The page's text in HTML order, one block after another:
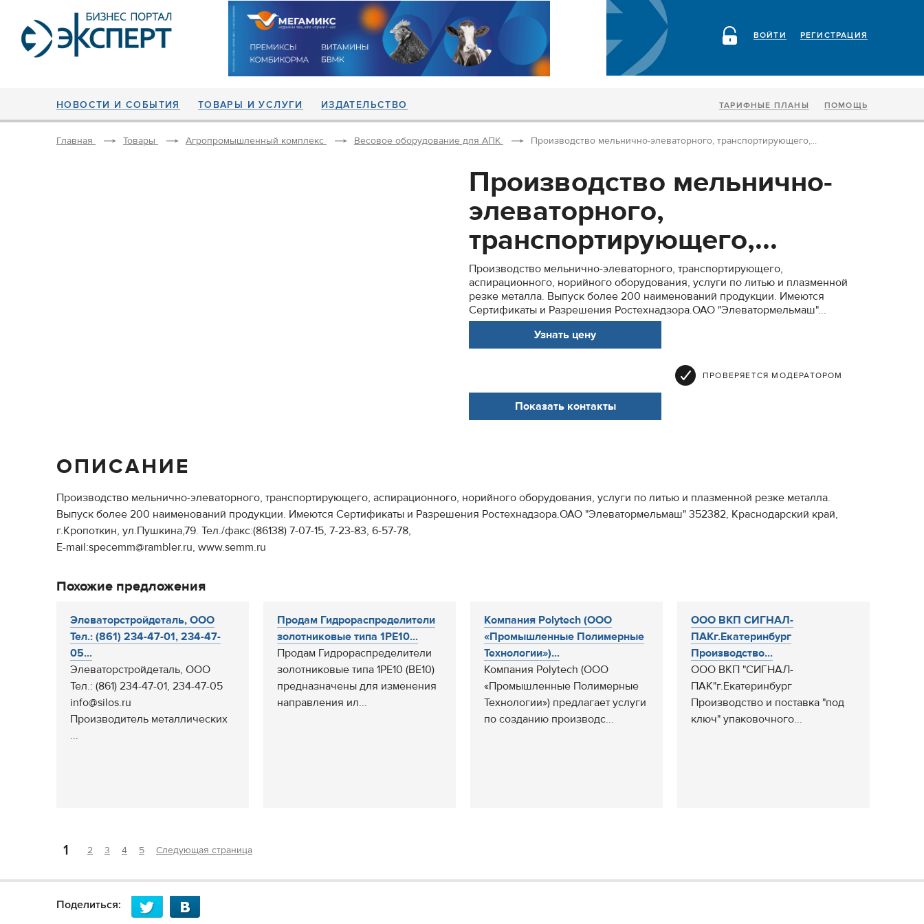
РЕГИСТРАЦИЯ
ВОЙТИ
НОВОСТИ И СОБЫТИЯ ТОВАРЫ И УСЛУГИ ИЗДАТЕЛЬСТВО ТАРИФНЫЕ ПЛАНЫ ПОМОЩЬ
Главная Товары Агропромышленный комплекс Весовое оборудование для АПК Производство мельнично-элеваторного, транспортирующего,...
Производство мельнично-
элеваторного,
транспортирующего,...
Производство мельнично-элеваторного, транспортирующего,
аспирационного, норийного оборудования, услуги по литью и плазменной
резке металла. Выпуск более 200 наименований продукции. Имеются
Сертификаты и Разрешения Ростехнадзора.ОАО "Элеватормельмаш"...
Узнать цену
ПРОВЕРЯЕТСЯ МОДЕРАТОРОМ
Показать контакты
ОПИСАНИЕ
Производство мельнично-элеваторного, транспортирующего, аспирационного, норийного оборудования, услуги по литью и плазменной резке металла.
Выпуск более 200 наименований продукции. Имеются Сертификаты и Разрешения Ростехнадзора.ОАО "Элеватормельмаш" 352382, Краснодарский край,
г.Кропоткин, ул.Пушкина,79. Тел./факс:(86138) 7-07-15, 7-23-83, 6-57-78,
E-mail:specemm@rambler.ru, www.semm.ru
Похожие предложения
Элеваторстройдеталь, ООО
Тел.: (861) 234-47-01, 234-47-
05...
Элеваторстройдеталь, ООО
Тел.: (861) 234-47-01, 234-47-05
info@silos.ru
Производитель металлических
...
Продам Гидрораспределители
золотниковые типа 1РЕ10...
Продам Гидрораспределители
золотниковые типа 1РЕ10 (BE10)
предназначены для изменения
направления ил...
Компания Polytech (ООО
«Промышленные Полимерные
Технологии»)...
Компания Polytech (ООО
«Промышленные Полимерные
Технологии») предлагает услуги
по созданию производс...
ООО ВКП СИГНАЛ-
ПАКг.Екатеринбург
Производство...
ООО ВКП "СИГНАЛ-
ПАК"г.Екатеринбург
Производство и поставка "под
ключ" упаковочного...
1 2 3 4 5 Следующая страница
Поделиться: